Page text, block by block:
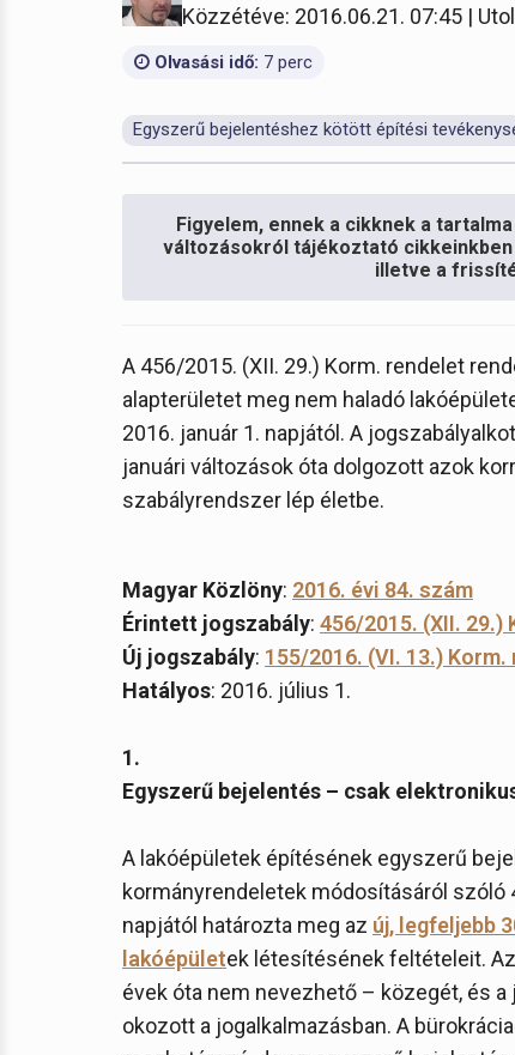
Közzétéve: 2016.06.21. 07:45 |
Olvasási idő: 7 perc
Egyszerű bejelentéshez kötött építési
Figyelem, ennek a cikknek a
változásokról tájékoztató
illetve a
A 456/2015. (XII. 29.) Korm. rendelet
alapterületet meg nem haladó
2016. január 1. napjától. A
januári változások óta dolgozott azok
szabályrendszer lép életbe.
Magyar Közlöny: 2016. évi 84. szám
Érintett jogszabály: 456/2015. (XII. 29.)
Új jogszabály: 155/2016. (VI. 13.) Korm.
Hatályos: 2016. július 1.
1.
Egyszerű bejelentés – csak
A lakóépületek építésének egyszerű
kormányrendeletek módosításáról szóló
napjától határozta meg az új, legfeljebb
lakóépületek létesítésének feltételeit.
évek óta nem nevezhető – közegét, és
okozott a jogalkalmazásban. A